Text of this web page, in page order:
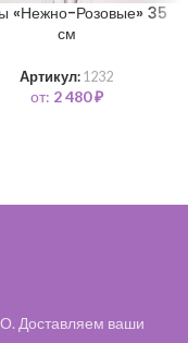
«Нежно-Розовые» 35
см
Артикул: 1232
от: 2 480₽
Доставляем ваши